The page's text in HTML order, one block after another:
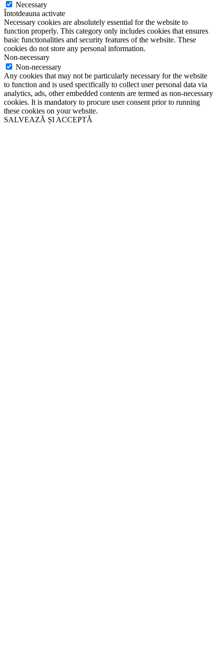
Necessary
Întotdeauna activate
Necessary cookies are absolutely essential for the website to
function properly. This category only includes cookies that ensures
basic functionalities and security features of the website. These
cookies do not store any personal information.
Non-necessary
Non-necessary
Any cookies that may not be particularly necessary for the website
to function and is used specifically to collect user personal data via
analytics, ads, other embedded contents are termed as non-necessary
cookies. It is mandatory to procure user consent prior to running
these cookies on your website.
SALVEAZĂ ȘI ACCEPTĂ